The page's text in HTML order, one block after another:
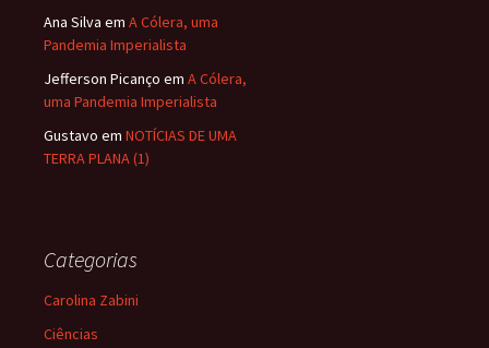
Ana Silva em A Cólera, uma
Pandemia Imperialista
Jefferson Picanço em A Cólera,
uma Pandemia Imperialista
Gustavo em NOTÍCIAS DE UMA
TERRA PLANA (1)
Categorias
Carolina Zabini
Ciências